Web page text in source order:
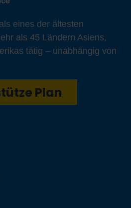
eines der ältesten
als 45 Ländern Asiens,
tätig – unabhängig von
Plan